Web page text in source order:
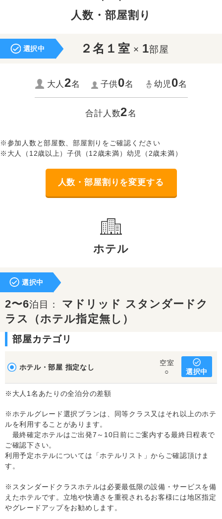
人数・部屋割り
選択中 ２名１室 × 1部屋
大人2名 子供0名 幼児0名
合計人数2名
※参加人数と部屋数、部屋割りをご確認ください
※大人（12歳以上）子供（12歳未満）幼児（2歳未満）
人数・部屋割りを変更する
ホテル
選択中
2〜6泊目： マドリッド スタンダードク
ラス（ホテル指定無し）
部屋カテゴリ
ホテル・部屋 指定なし
空室
○
選択中
※大人1名あたりの全泊分の差額
※ホテルグレード選択プランは、同等クラス又はそれ以上のホテ
ルを利用することがあります。
最終確定ホテルはご出発7～10日前にご案内する最終日程表で
ご確認下さい。
利用予定ホテルについては「ホテルリスト」からご確認頂けま
す。
※スタンダードクラスホテルは必要最低限の設備・サービスを備
えたホテルです。立地や快適さを重視されるお客様には地区指定
やグレードアップをお勧めします。